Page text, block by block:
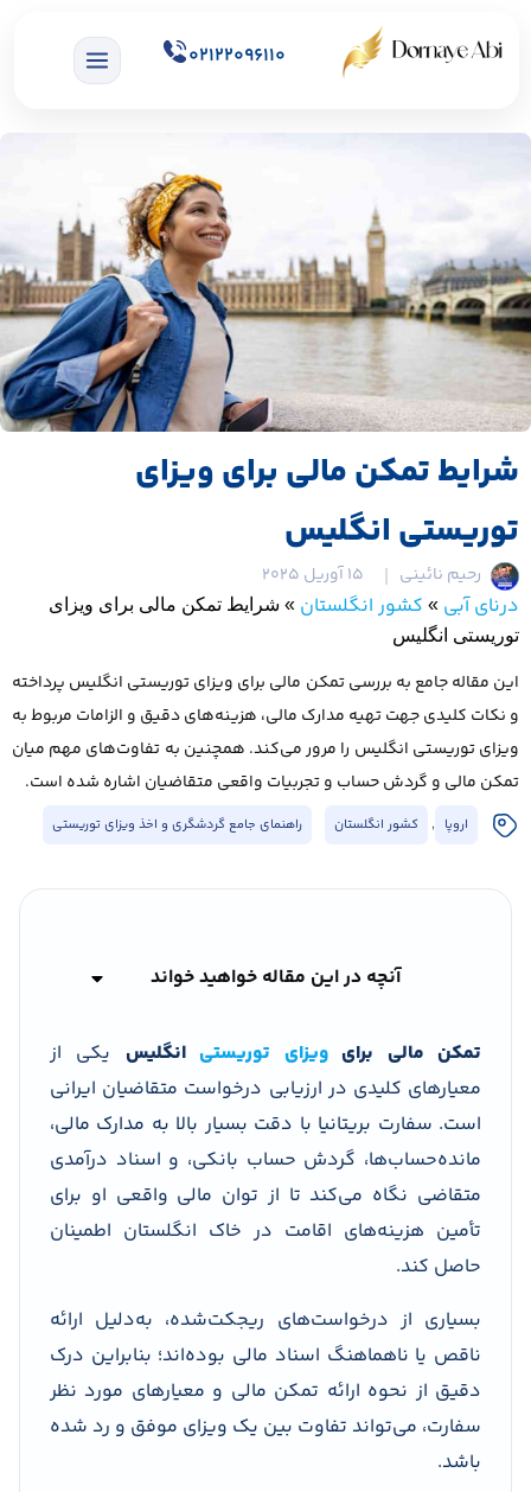
02122096110
شرایط تمکن مالی برای ویزای
توریستی انگلیس
رحیم نائینی 15 آوریل 2025
درنای آبی » کشور انگلستان » شرایط تمکن مالی برای ویزای
توریستی انگلیس
این مقاله جامع به بررسی تمکن مالی برای ویزای توریستی انگلیس پرداخته
و نکات کلیدی جهت تهیه مدارک مالی، هزینه‌های دقیق و الزامات مربوط به
ویزای توریستی انگلیس را مرور می‌کند. همچنین به تفاوت‌های مهم میان
تمکن مالی و گردش حساب و تجربیات واقعی متقاضیان اشاره شده است.
اروپا , کشور انگلستان راهنمای جامع گردشگری و اخذ ویزای توریستی
آنچه در این مقاله خواهید خواند
تمکن مالی برایویزای توریستی انگلیس یکی از
معیارهای کلیدی در ارزیابی درخواست متقاضیان ایرانی
است. سفارت بریتانیا با دقت بسیار بالا به مدارک مالی،
مانده‌حساب‌ها، گردش حساب بانکی، و اسناد درآمدی
متقاضی نگاه می‌کند تا از توان مالی واقعی او برای
تأمین هزینه‌های اقامت در خاک انگلستان اطمینان
حاصل کند.
بسیاری از درخواست‌های ریجکت‌شده، به‌دلیل ارائه
ناقص یا ناهماهنگ اسناد مالی بوده‌اند؛ بنابراین درک
دقیق از نحوه ارائه تمکن مالی و معیارهای مورد نظر
سفارت، می‌تواند تفاوت بین یک ویزای موفق و رد شده
باشد.